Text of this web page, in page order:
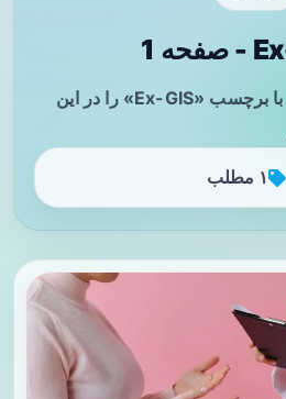
تازه‌ترین مطالب مرتبط با برچسب «Ex-GIS» را در این
۱ مطلب